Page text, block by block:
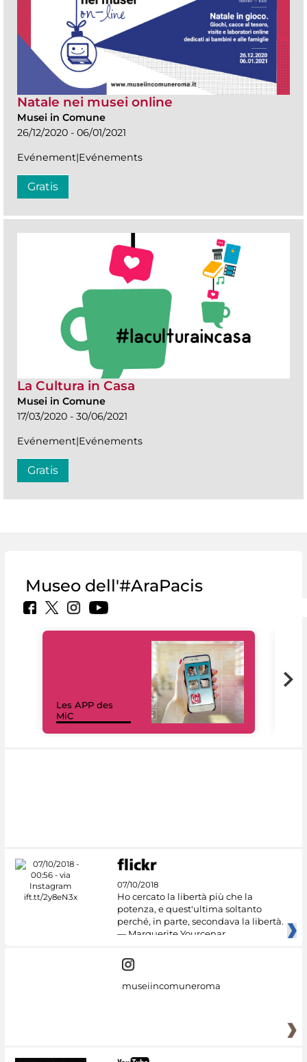
Natale nei musei online
Musei in Comune
26/12/2020 - 06/01/2021
Evénement|Evénements
Gratis
La Cultura in Casa
Musei in Comune
17/03/2020 - 30/06/2021
Evénement|Evénements
Gratis
Museo dell'#AraPacis
Les APP des
MiC
07/10/2018
Ho cercato la libertà più che la
potenza, e quest'ultima soltanto
perché, in parte, secondava la libertà.
— Marguerite Yourcenar
museiincomuneroma